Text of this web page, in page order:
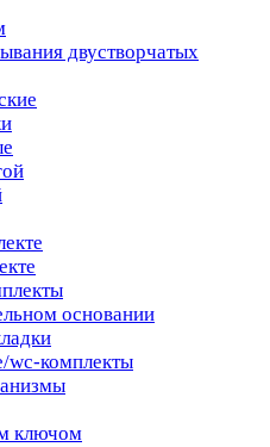
двустворчатых
основании
wc-комплекты
ключом